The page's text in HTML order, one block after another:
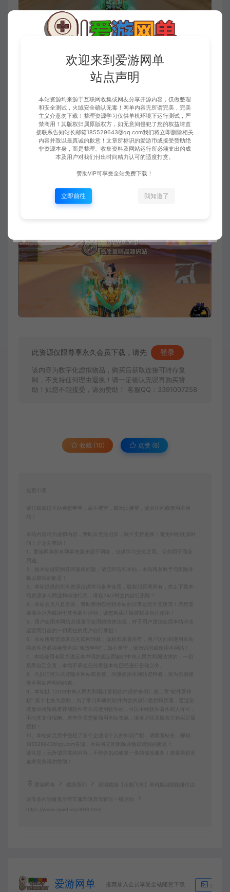
此资源仅限尊享永久会员下载，请先 登录
该内容为数字化虚拟物品，购买后获取连接可转存复
制，不支持任何理由退换！请一定确认无误再购买赞
助！如您不能接受，请勿赞助！ 客服QQ：3391007258
收藏 (10) 点赞 (8)
免责申明
请仔细阅读本站免责申明，如不遵守，或无法接受，请勿访问或使用本网
本站内容均为虚拟内容，赞助后无法召回，顾不支持退换！避免纠纷耽误时
间！介意勿赞助！
1、爱游网单所有网单资源来源于网络，仅供学习交流之用。切勿用于商业
2、如本帖侵犯到任何版权问题，请立即告知本站，本站将及时予与删除并
致以最深的歉意！
3、本站提供的所有资源仅供学习参考使用，版权归原著所有，禁止下载本
站资源参与商业和非法行为，请在24小时之内自行删除！
4、本站会员只是赞助，赞助费用仅维持本站的日常运营开支所需！若您需
要商业运营或用于其他商业活动，请您购买正版授权并合法使用！
5、用户使用本网站必须遵守使用的法律法规，对于用户违法使用本站非法
6、本站所有资源来自互联网转载，版权归原著所有，用户访问和使用本站
的条件是必须接受本站“免责申明”，如不遵守，请勿访问或使用本网站！
7、本站使用者因为违反本声明的规定而触犯中华人民共和国法律的，一切
后果自己负责，本站不承担任何责任本站已经进行告知义务。
8、凡以任何方式登陆本网站或直接、间接使用本网站资料者，视为自愿接
受本网站声明的约束。
9、本站以《2013中华人民共和国计算机软件保护条例》第二章"软件菩作
权” 第十七条为原则：为了学习和研究软件内含的设计思想和原理，通过安
装显示传输或者存储软件等方式使用软件的，可以不经软件著作权人许可，
不向其支付报酬。若有学员需要商用本站资源，请务必联系版权方购买正版
10、本站如无意中侵犯了某个企业或个人的知识产权，请联系站长，邮箱：
185529643@qq.com告知，本站将立即删除并致以最深的歉意！
请注意：无所谓完美的内容，不包含BUG修复一类的修改服务！若要求较高
追求完美请勿赞助！
爱游网单 端游系列 亲测端游【企鹅飞车】单机版AI陪跑排位边
境等多内容修复所有车服饰道具等解压一键启动
https://www.aywd.vip/3618.html
爱游网单 推荐加入会员享受全站随意下载 生成海
欢迎来到爱游网单
站点声明
本站资源均来源于互联网收集或网友分享开源内容，仅做整理
和安全测试，火绒安全确认无毒！网单内容无所谓完美，完美
主义介意勿下载！整理资源学习仅供单机环境下运行测试，严
禁商用！其版权归属原版权方，如无意间侵犯了您的权益请直
接联系告知站长邮箱185529643@qq.com我们将立即删除相关
内容并致以最真诚的歉意！文章所标识的爱游币或接受赞助绝
非资源本身，而是整理、收集资料及网站运行所必须支出的成
本及用户对我们付出时间精力认可的适度打赏。
赞助VIP可享受全站免费下载！
立即前往 我知道了